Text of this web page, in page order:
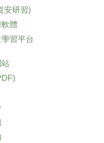
安研習)
體
習平台
站